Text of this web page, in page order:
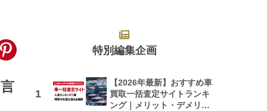
特別編集企画
【2026年最新】おすすめ車
買取一括査定サイトランキ
ング｜メリット・デメリッ